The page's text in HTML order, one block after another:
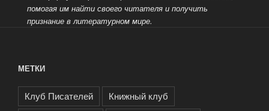
помогая им найти своего читателя и получить
признание в литературном мире.
МЕТКИ
Клуб Писателей
Книжный клуб